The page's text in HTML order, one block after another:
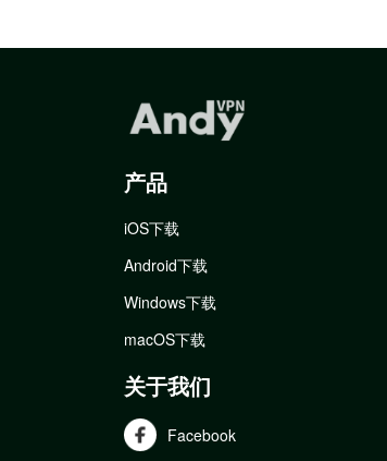
产品
iOS下载
Android下载
Windows下载
macOS下载
关于我们
Facebook